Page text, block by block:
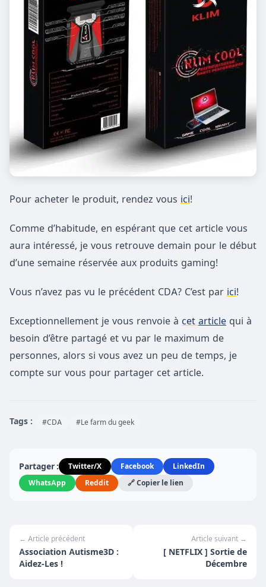
Pour acheter le produit, rendez vous ici!
Comme d’habitude, en espérant que cet article vous
aura intéressé, je vous retrouve demain pour le début
d’une semaine réservée aux produits gaming!
Vous n’avez pas vu le précédent CDA? C’est par ici!
Exceptionnellement je vous renvoie à cet article qui à
besoin d’être partagé et vu par le maximum de
personnes, alors si vous avez un peu de temps, je
compte sur vous pour partager cet article.
Tags : #CDA #Le farm du geek
Partager : Twitter/X Facebook
LinkedIn
WhatsApp
Reddit 🔗 Copier le lien
← Article précédent
Association Autisme3D :
Aidez-Les !
Article suivant →
[ NETFLIX ] Sortie de
Décembre